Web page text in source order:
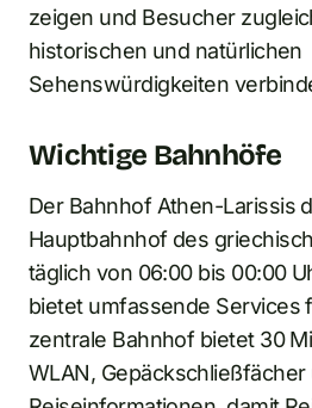
zeigen und Besucher
historischen und natürlichen
Sehenswürdigkeiten
Wichtige Bahnhöfe
Der Bahnhof Athen-Larissis
Hauptbahnhof des
täglich von 06:00 bis 00:00
bietet umfassende Services
zentrale Bahnhof bietet 30
WLAN, Gepäckschließfächer